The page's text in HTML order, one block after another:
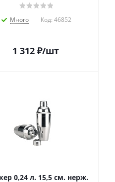
Много Код: 46852
1 312₽/шт
0,24 л. 15,5 см. нерж.